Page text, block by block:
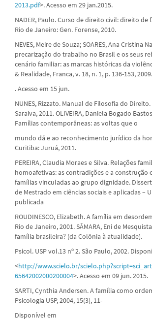
2013.pdf>. Acesso em 29 jan.2015.
NADER, Paulo. Curso de direito civil: direito de
Rio de Janeiro: Gen. Forense, 2010.
NEVES, Meire de Souza; SOARES, Ana Cristina
precarização do trabalho no Brasil e os seus
cenário familiar: as marcas históricas da
& Realidade, Franca, v. 18, n. 1, p. 136-153,
. Acesso em 15 jun.
NUNES, Rizzato. Manual de Filosofia do
Saraiva, 2011. OLIVEIRA, Daniela Bogado
Famílias contemporâneas: as voltas que o
mundo dá e ao reconhecimento jurídico da
Curitiba: Juruá, 2011.
PEREIRA, Claudia Moraes e Silva. Relações
homoafetivas: as contradições e a construção
famílias vinculadas ao grupo dignidade.
de Mestrado em ciências sociais e aplicadas –
publicada
ROUDINESCO, Elizabeth. A família em
Rio de Janeiro, 2001. SÂMARA, Eni de
família brasileira? (da Colônia à atualidade).
Psicol. USP vol.13 nº 2. São Paulo, 2002.
<http://www.scielo.br/
65642002000200004>. Acesso em 09 jun. 2015.
SARTI, Cynthia Andersen. A família como
Psicologia USP, 2004, 15(3), 11-
Disponível em